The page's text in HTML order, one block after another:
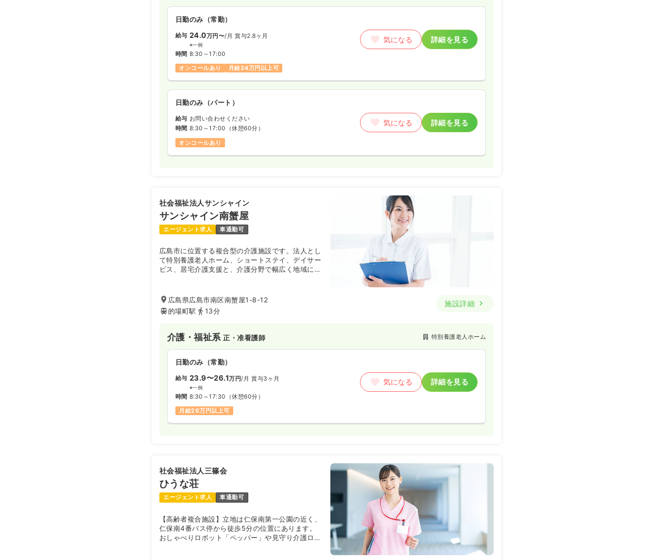
日勤のみ（常勤）
給与 24.0万円〜/月 賞与2.8ヶ月
※一例
時間 8:30～17:00
オンコールあり
月給24万円以上可
気になる 詳細を見る
日勤のみ（パート）
給与 お問い合わせください
時間 8:30～17:00 （休憩60分）
オンコールあり
気になる 詳細を見る
社会福祉法人サンシャイン
サンシャイン南蟹屋
エージェント求人 車通勤可
広島市に位置する複合型の介護施設です。法人とし
て特別養護老人ホーム、ショートステイ、デイサー
ビス、居宅介護支援と、介護分野で幅広く地域に貢
広島県広島市南区南蟹屋1-8-12
的場町駅
13分
施設詳細
介護・福祉系正・准看護師 特別養護老人ホーム
日勤のみ（常勤）
給与 23.9〜26.1万円/月 賞与3ヶ月
※一例
時間 8:30～17:30 （休憩60分）
月給26万円以上可
気になる 詳細を見る
社会福祉法人三篠会
ひうな荘
エージェント求人 車通勤可
【高齢者複合施設】立地は仁保南第一公園の近く、
仁保南4番バス停から徒歩5分の位置にあります。
おしゃべりロボット「ペッパー」や見守り介護ロボ